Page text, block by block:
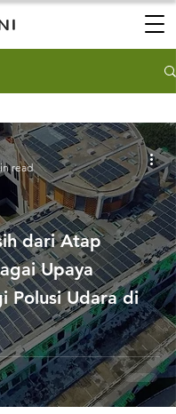
dari Atap
Upaya
Polusi Udara di
read